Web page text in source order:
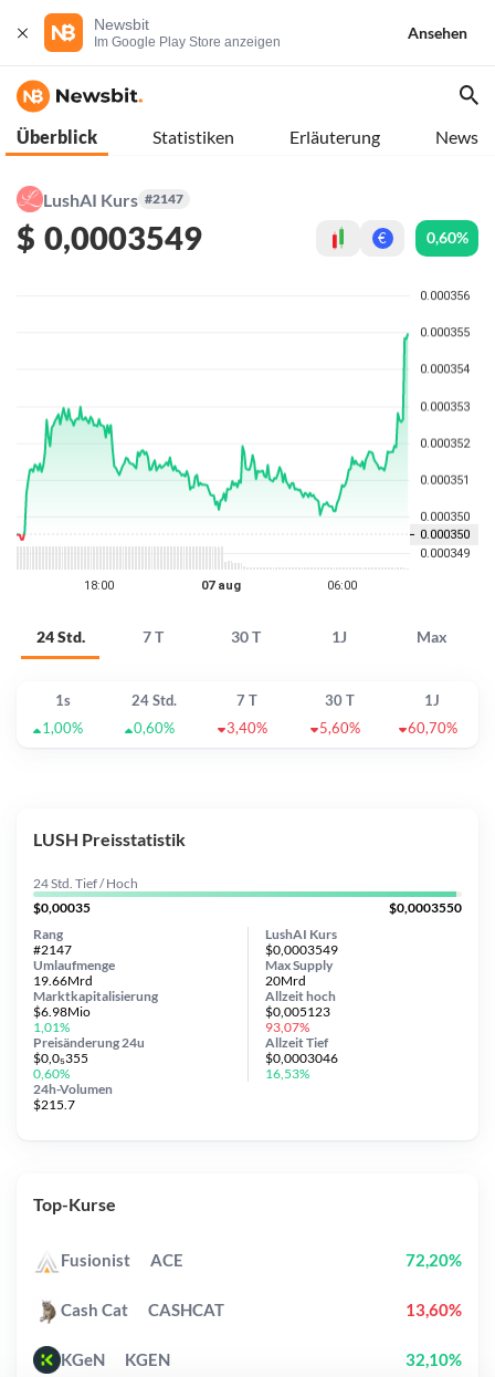
Newsbit
Im Google Play Store anzeigen
Ansehen
Überblick Statistiken Erläuterung News
LushAI Kurs #2147
$ 0,0003549 € 0,60%
24 Std. 7 T 30 T 1J Max
1s 24 Std. 7 T 30 T
1J
1,00%
0,60% 3,40% 5,60% 60,70%
LUSH Preisstatistik
24 Std. Tief / Hoch
$0,00035
$0,0003550
LushAI Kurs
$0,0003549
Umlaufmenge
19.66Mrd
Preisänderung 24u
$0,0₅355
0,60%
Max Supply
20Mrd
Marktkapitalisierung
$6.98Mio
1,01%
24h-Volumen
$215.7
Rang
#2147
Allzeithoch
$0,005123
93,07%
AllzeitTief
$0,0003046
16,53%
Top-Kurse
Fusionist ACE 72,20%
Cash Cat CASHCAT 13,60%
KGeN KGEN 32,10%